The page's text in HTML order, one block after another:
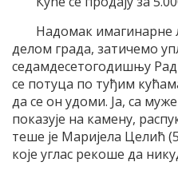
Надомак имагинарне
делом града, затичемо
седамдесетогодишњу
се потуца по туђим
да се он удоми. Ја, са
показује на камену,
теше је Маријела Целић
које углас рекоше да